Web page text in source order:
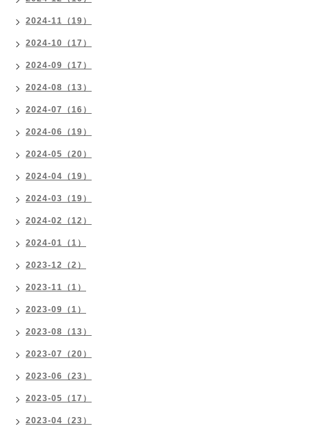
2024-11（19）
2024-10（17）
2024-09（17）
2024-08（13）
2024-07（16）
2024-06（19）
2024-05（20）
2024-04（19）
2024-03（19）
2024-02（12）
2024-01（1）
2023-12（2）
2023-11（1）
2023-09（1）
2023-08（13）
2023-07（20）
2023-06（23）
2023-05（17）
2023-04（23）